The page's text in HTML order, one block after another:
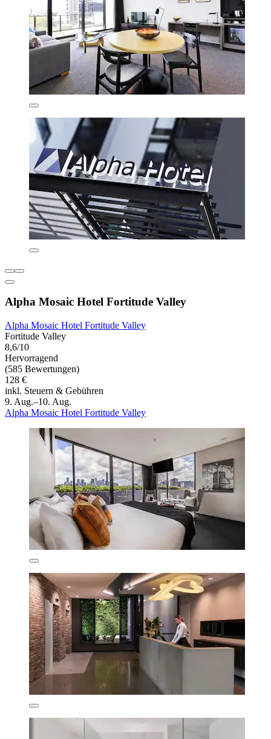
Alpha Mosaic Hotel Fortitude Valley
Alpha Mosaic Hotel Fortitude Valley
Fortitude Valley
8,6/10
Hervorragend
(585 Bewertungen)
128 €
inkl. Steuern & Gebühren
9. Aug.–10. Aug.
Alpha Mosaic Hotel Fortitude Valley